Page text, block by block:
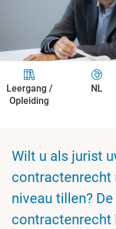
Leergang /
Opleiding
NL
Wilt u als jurist
contractenrecht
niveau tillen?
contractenrecht